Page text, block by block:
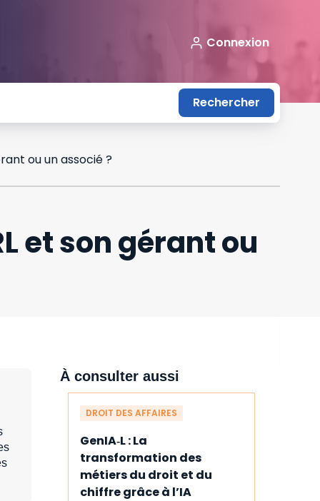
Connexion
Rechercher
ou un associé ?
et son gérant ou
À consulter aussi
DROIT DES AFFAIRES
GenIA‑L : La
transformation des
métiers du droit et du
chiffre grâce à l’IA